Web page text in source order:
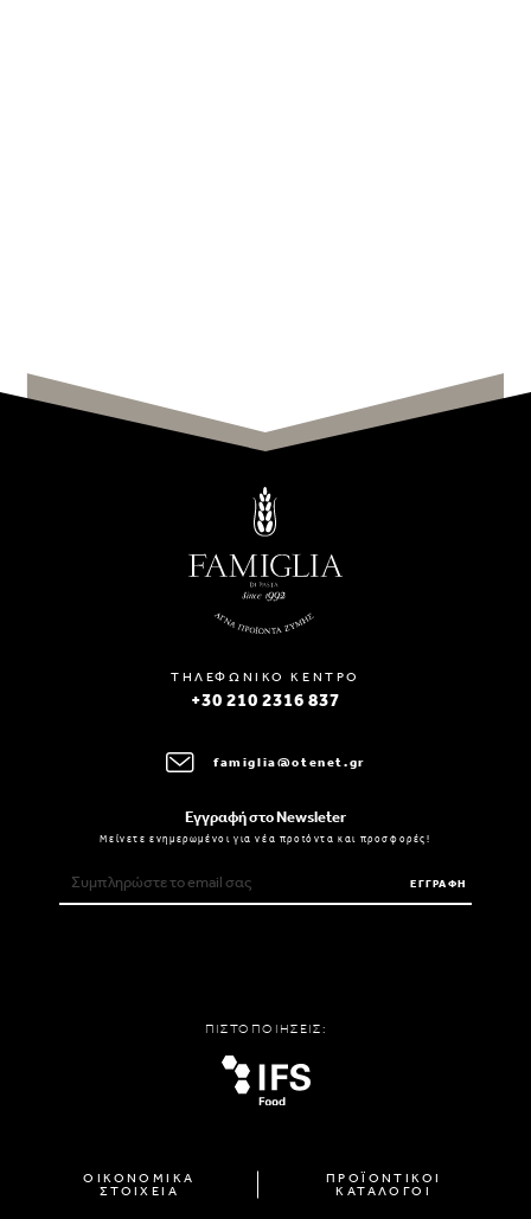
ΤΗΛΕΦΩΝΙΚΟ ΚΕΝΤΡΟ
+30 210 2316 837
famiglia@otenet.gr
Εγγραφή στο Newsleter
Μείνετε ενημερωμένοι για νέα προϊόντα και προσφορές!
ΕΓΓΡΑΦΗ
ΠΙΣΤΟΠΟΙΗΣΕΙΣ:
ΟΙΚΟΝΟΜΙΚΑ
ΣΤΟΙΧΕΙΑ
ΠΡΟΪΟΝΤΙΚΟΙ
ΚΑΤΑΛΟΓΟΙ